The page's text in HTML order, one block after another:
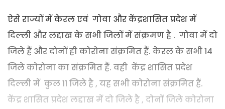
ऐसे राज्यों में केरल एवं गोवा और केंद्रशासित प्रदेश में
दिल्ली और लद्दाख के सभी जिलों में संक्रमण है . गोवा में दो
जिले हैं और दोनों ही कोरोना संक्रमित हैं. केरल के सभी 14
जिले कोरोना का संक्रमित हैं. वही केंद्र शासित प्रदेश
दिल्ली में कुल 11 जिले है , यह सभी कोरोना संक्रमित हैं.
केंद्र शासित प्रदेश लद्दाख में दो जिले है , दोनों जिले कोरोना